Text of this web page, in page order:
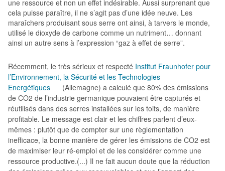
une ressource et non un effet indésirable. Aussi surprenant que
cela puisse paraître, il ne s’agit pas d’une idée neuve. Les
maraîchers produisant sous serre ont ainsi, à tarvers le monde,
utilisé le dioxyde de carbone comme un nutriment… donnant
ainsi un autre sens à l’expression “gaz à effet de serre”.
Récemment, le très sérieux et respecté Institut Fraunhofer pour
l’Environnement, la Sécurité et les Technologies
Energétiques
(Allemagne) a calculé que 80% des émissions
de CO2 de l’industrie germanique pouvaient être capturés et
réutilisés dans des serres installées sur les toits, de manière
profitable. Le message est clair et les chiffres parlent d’eux-
mêmes : plutôt que de compter sur une règlementation
inefficace, la bonne manière de gérer les émissions de CO2 est
de maximiser leur ré-emploi et de les considérer comme une
ressource productive.(...) Il ne fait aucun doute que la réduction